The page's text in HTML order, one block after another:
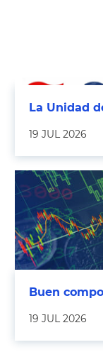
La Unidad
19 JUL 2026
Buen
19 JUL 2026